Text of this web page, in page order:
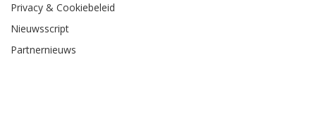
Privacy & Cookiebeleid
Nieuwsscript
Partnernieuws